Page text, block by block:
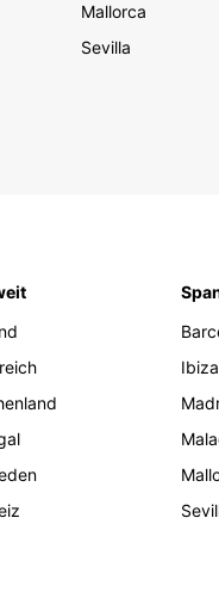
Mallorca
Sevilla
Ibiza